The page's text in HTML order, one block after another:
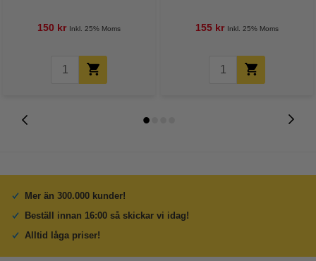
150 kr Inkl. 25% Moms 155 kr Inkl. 25% Moms
Mer än 300.000 kunder!
Beställ innan 16:00 så skickar vi idag!
Alltid låga priser!